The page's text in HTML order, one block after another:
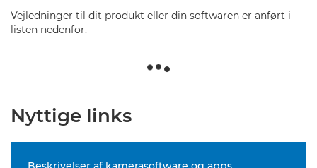
Vejledninger til dit produkt eller din softwaren er anført i
listen nedenfor.
Nyttige links